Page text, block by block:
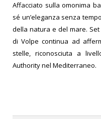
Affacciato sulla omonima
sé un’eleganza senza
della natura e del mare.
di Volpe continua ad
stelle, riconosciuta a
Authority nel Mediterraneo.